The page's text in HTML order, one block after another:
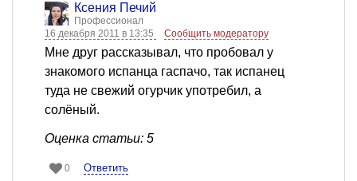
Ксения Печий
Профессионал
16 декабря 2011 в 13:35
Сообщить модератору
Мне друг рассказывал, что пробовал у
знакомого испанца гаспачо, так испанец
туда не свежий огурчик употребил, а
солёный.
Оценка статьи: 5
0 Ответить